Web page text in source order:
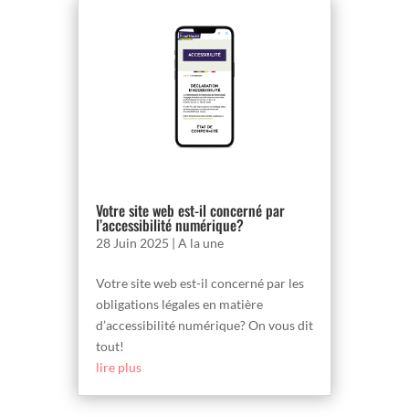
Votre site web est-il concerné par
l’accessibilité numérique?
28 Juin 2025 | A la une
Votre site web est-il concerné par les
obligations légales en matière
d’accessibilité numérique? On vous dit
tout!
lire plus